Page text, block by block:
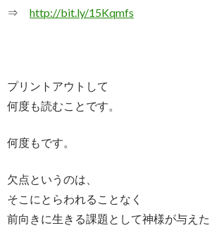
⇒ http://bit.ly/15Kqmfs
プリントアウトして
何度も読むことです。
何度もです。
欠点というのは、
そこにとらわれることなく
前向きに生きる課題として神様が与えた